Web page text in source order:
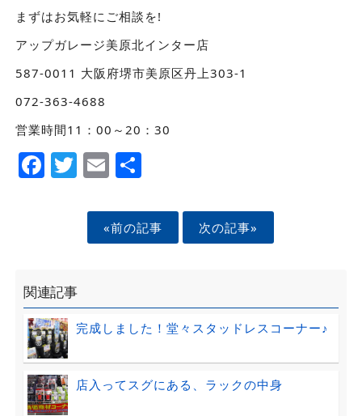
まずはお気軽にご相談を!
アップガレージ美原北インター店
587-0011 大阪府堺市美原区丹上303-1
072-363-4688
営業時間11：00～20：30
Facebook
Twitter
EmailShare
«前の記事 次の記事»
関連記事
完成しました！堂々スタッドレスコーナー♪
店入ってスグにある、ラックの中身